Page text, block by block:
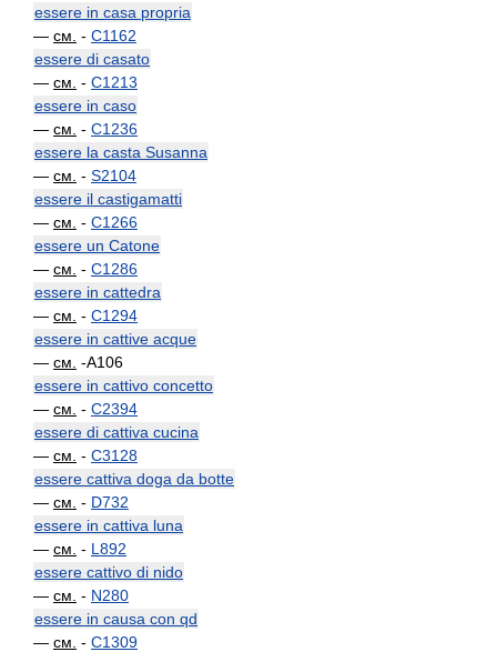
essere in casa propria
— см. - C1162
essere di casato
— см. - C1213
essere in caso
— см. - C1236
essere la casta Susanna
— см. - S2104
essere il castigamatti
— см. - C1266
essere un Catone
— см. - C1286
essere in cattedra
— см. - C1294
essere in cattive acque
— см. -A106
essere in cattivo concetto
— см. - C2394
essere di cattiva cucina
— см. - C3128
essere cattiva doga da botte
— см. - D732
essere in cattiva luna
— см. - L892
essere cattivo di nido
— см. - N280
essere in causa con qd
— см. - C1309